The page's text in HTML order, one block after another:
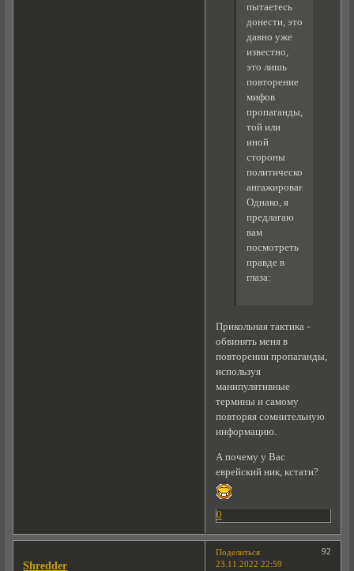
пытаетесь
донести, это
давно уже
известно,
это лишь
повторение
мифов
пропаганды,
той или
иной
стороны
политической
ангажированности.
Однако, я
предлагаю
вам
посмотреть
правде в
глаза:
Прикольная тактика -
обвинять меня в
повторении пропаганды,
используя
манипулятивные
термины и самому
повторяя сомнительную
информацию.
А почему у Вас
еврейский ник, кстати?
0
Поделиться
92
23.11.2022 22:59
Shredder